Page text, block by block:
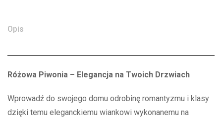
Opis
Różowa Piwonia – Elegancja na Twoich Drzwiach
Wprowadź do swojego domu odrobinę romantyzmu i klasy
dzięki temu eleganckiemu wiankowi wykonanemu na